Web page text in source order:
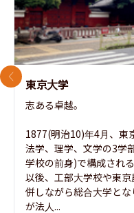
東京大学
志ある卓越。
1877(明治10)年4月、東
法学、理学、文学の3学
学校の前身)で構成され
以後、工部大学校や東
併しながら総合大学と
が法人...
前のスライド